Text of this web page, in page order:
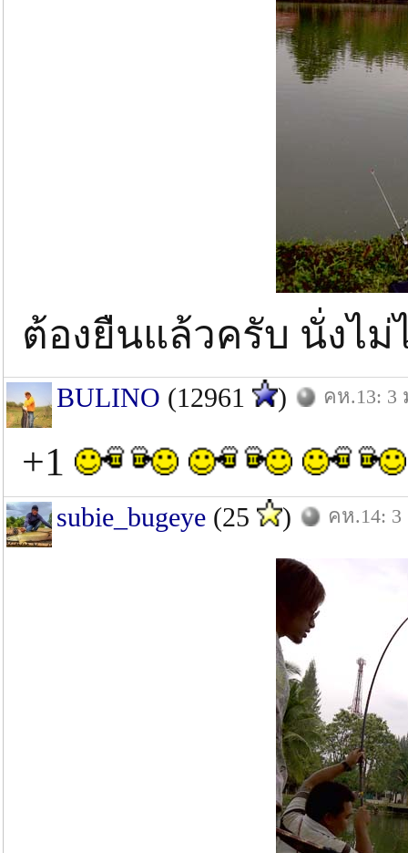
ต้องยืนแล้วครับ นั่งไม่
BULINO (12961 ) คห.13: 3
+1
subie_bugeye (25 ) คห.14: 3